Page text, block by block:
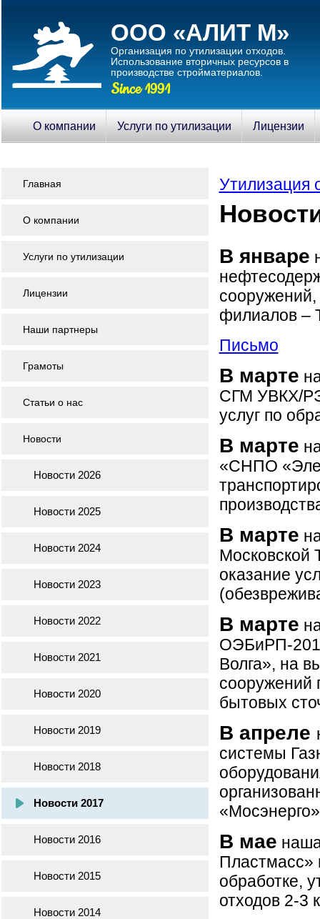
ООО «АЛИТ М»
Организация по утилизации отходов.
Использование вторичныx ресурсов в
производстве стройматериалов.
Since 1991
О компании Услуги по утилизации Лицензии
Утилизация
В январе
филиалов –
Письмо
В марте
СГМ УВКХ/
услуг по
В марте
«СНПО
В марте
Московской
оказание
В марте
ОЭБиРП-
Волга», на
сооружений
бытовых
В апреле
системы
В мае
Пластмасс»
обработке,
отходов 2-3
Главная
О компании
Услуги по утилизации
Лицензии
Наши партнеры
Грамоты
Статьи о нас
Новости
Новости 2026
Новости 2025
Новости 2024
Новости 2023
Новости 2022
Новости 2021
Новости 2020
Новости 2019
Новости 2018
Новости 2017
Новости 2016
Новости 2015
Новости 2014